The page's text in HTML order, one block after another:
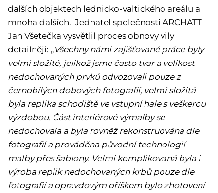
dalších objektech lednicko-valtického areálu a
mnoha dalších. Jednatel společnosti ARCHATT
Jan Všetečka vysvětlil proces obnovy vily
detailněji: „ Všechny námi zajišťované práce byly
velmi složité, jelikož jsme často tvar a velikost
nedochovaných prvků odvozovali pouze z
černobílých dobových fotografií, velmi složitá
byla replika schodiště ve vstupní hale s veškerou
výzdobou. Část interiérové výmalby se
nedochovala a byla rovněž rekonstruována dle
fotografií a prováděna původní technologií
malby přes šablony. Velmi komplikovaná byla i
výroba replik nedochovaných krbů pouze dle
fotografií a opravdovým oříškem bylo zhotovení